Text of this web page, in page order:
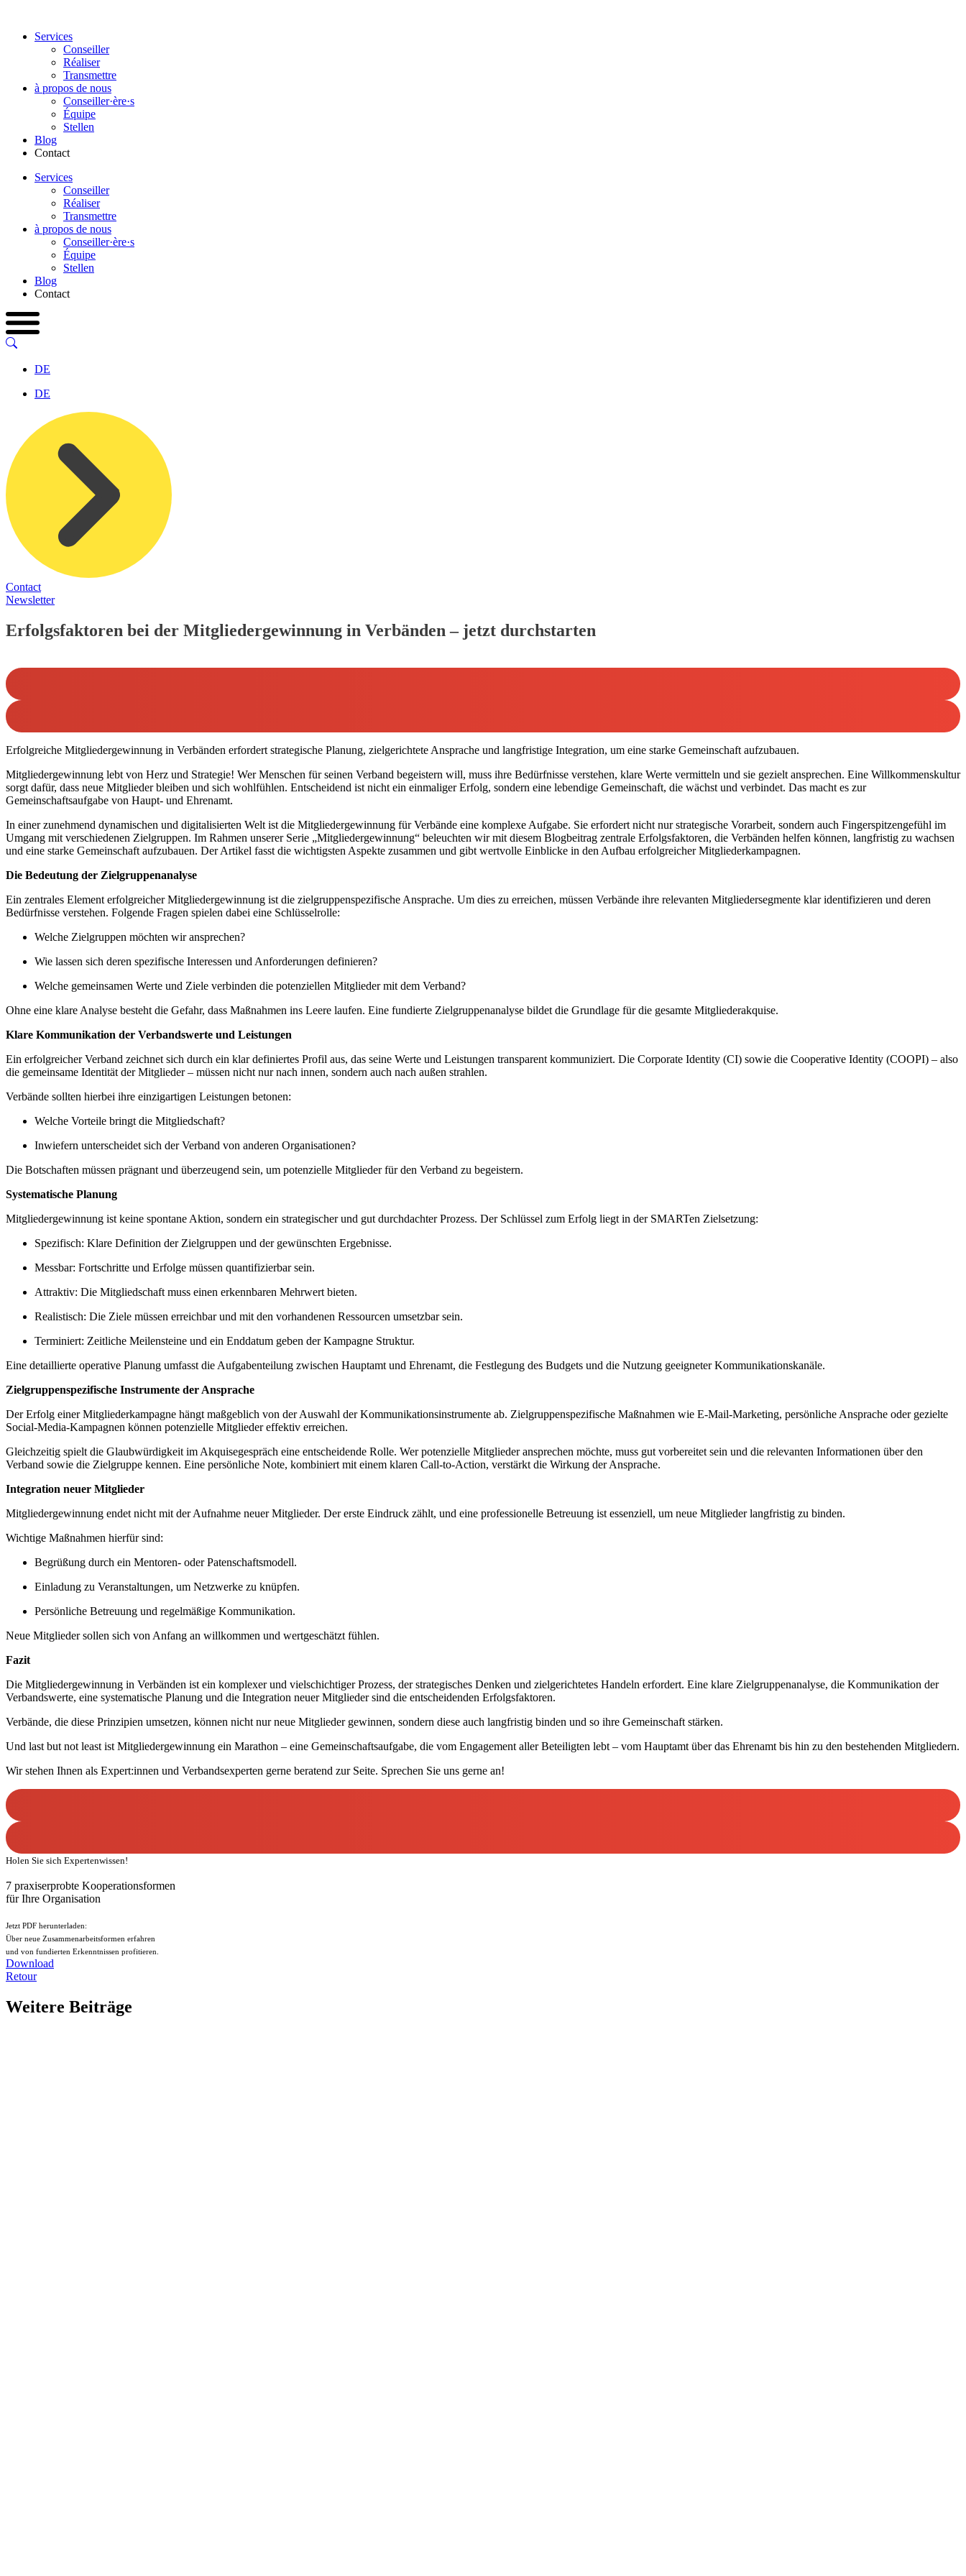
contenuServices
Conseiller
Réaliser
Transmettre
à propos de nous
Conseiller·ère·s
Équipe
Stellen
Blog
Contact
Services
Conseiller
Réaliser
Transmettre
à propos de nous
Conseiller·ère·s
Équipe
Stellen
Blog
Contact
DE
DE
Contact
Newsletter
Erfolgsfaktoren bei der Mitgliedergewinnung in Verbänden – jetzt durchstarten
Erfolgreiche Mitgliedergewinnung in Verbänden erfordert strategische Planung, zielgerichtete Ansprache und langfristige Integration, um eine starke Gemeinschaft aufzubauen.
Mitgliedergewinnung lebt von Herz und Strategie! Wer Menschen für seinen Verband begeistern will, muss ihre Bedürfnisse verstehen, klare Werte vermitteln und sie gezielt ansprechen. Eine Willkommenskultur
sorgt dafür, dass neue Mitglieder bleiben und sich wohlfühlen. Entscheidend ist nicht ein einmaliger Erfolg, sondern eine lebendige Gemeinschaft, die wächst und verbindet. Das macht es zur
Gemeinschaftsaufgabe von Haupt- und Ehrenamt.
In einer zunehmend dynamischen und digitalisierten Welt ist die Mitgliedergewinnung für Verbände eine komplexe Aufgabe. Sie erfordert nicht nur strategische Vorarbeit, sondern auch Fingerspitzengefühl im
Umgang mit verschiedenen Zielgruppen. Im Rahmen unserer Serie „Mitgliedergewinnung“ beleuchten wir mit diesem Blogbeitrag zentrale Erfolgsfaktoren, die Verbänden helfen können, langfristig zu wachsen
und eine starke Gemeinschaft aufzubauen. Der Artikel fasst die wichtigsten Aspekte zusammen und gibt wertvolle Einblicke in den Aufbau erfolgreicher Mitgliederkampagnen.
Die Bedeutung der Zielgruppenanalyse
Ein zentrales Element erfolgreicher Mitgliedergewinnung ist die zielgruppenspezifische Ansprache. Um dies zu erreichen, müssen Verbände ihre relevanten Mitgliedersegmente klar identifizieren und deren
Bedürfnisse verstehen. Folgende Fragen spielen dabei eine Schlüsselrolle:
Welche Zielgruppen möchten wir ansprechen?
Wie lassen sich deren spezifische Interessen und Anforderungen definieren?
Welche gemeinsamen Werte und Ziele verbinden die potenziellen Mitglieder mit dem Verband?
Ohne eine klare Analyse besteht die Gefahr, dass Maßnahmen ins Leere laufen. Eine fundierte Zielgruppenanalyse bildet die Grundlage für die gesamte Mitgliederakquise.
Klare Kommunikation der Verbandswerte und Leistungen
Ein erfolgreicher Verband zeichnet sich durch ein klar definiertes Profil aus, das seine Werte und Leistungen transparent kommuniziert. Die Corporate Identity (CI) sowie die Cooperative Identity (COOPI) – also
die gemeinsame Identität der Mitglieder – müssen nicht nur nach innen, sondern auch nach außen strahlen.
Verbände sollten hierbei ihre einzigartigen Leistungen betonen:
Welche Vorteile bringt die Mitgliedschaft?
Inwiefern unterscheidet sich der Verband von anderen Organisationen?
Die Botschaften müssen prägnant und überzeugend sein, um potenzielle Mitglieder für den Verband zu begeistern.
Systematische Planung
Mitgliedergewinnung ist keine spontane Aktion, sondern ein strategischer und gut durchdachter Prozess. Der Schlüssel zum Erfolg liegt in der SMARTen Zielsetzung:
Spezifisch: Klare Definition der Zielgruppen und der gewünschten Ergebnisse.
Messbar: Fortschritte und Erfolge müssen quantifizierbar sein.
Attraktiv: Die Mitgliedschaft muss einen erkennbaren Mehrwert bieten.
Realistisch: Die Ziele müssen erreichbar und mit den vorhandenen Ressourcen umsetzbar sein.
Terminiert: Zeitliche Meilensteine und ein Enddatum geben der Kampagne Struktur.
Eine detaillierte operative Planung umfasst die Aufgabenteilung zwischen Hauptamt und Ehrenamt, die Festlegung des Budgets und die Nutzung geeigneter Kommunikationskanäle.
Zielgruppenspezifische Instrumente der Ansprache
Der Erfolg einer Mitgliederkampagne hängt maßgeblich von der Auswahl der Kommunikationsinstrumente ab. Zielgruppenspezifische Maßnahmen wie E-Mail-Marketing, persönliche Ansprache oder gezielte
Social-Media-Kampagnen können potenzielle Mitglieder effektiv erreichen.
Gleichzeitig spielt die Glaubwürdigkeit im Akquisegespräch eine entscheidende Rolle. Wer potenzielle Mitglieder ansprechen möchte, muss gut vorbereitet sein und die relevanten Informationen über den
Verband sowie die Zielgruppe kennen. Eine persönliche Note, kombiniert mit einem klaren Call-to-Action, verstärkt die Wirkung der Ansprache.
Integration neuer Mitglieder
Mitgliedergewinnung endet nicht mit der Aufnahme neuer Mitglieder. Der erste Eindruck zählt, und eine professionelle Betreuung ist essenziell, um neue Mitglieder langfristig zu binden.
Wichtige Maßnahmen hierfür sind:
Begrüßung durch ein Mentoren- oder Patenschaftsmodell.
Einladung zu Veranstaltungen, um Netzwerke zu knüpfen.
Persönliche Betreuung und regelmäßige Kommunikation.
Neue Mitglieder sollen sich von Anfang an willkommen und wertgeschätzt fühlen.
Fazit
Die Mitgliedergewinnung in Verbänden ist ein komplexer und vielschichtiger Prozess, der strategisches Denken und zielgerichtetes Handeln erfordert. Eine klare Zielgruppenanalyse, die Kommunikation der
Verbandswerte, eine systematische Planung und die Integration neuer Mitglieder sind die entscheidenden Erfolgsfaktoren.
Verbände, die diese Prinzipien umsetzen, können nicht nur neue Mitglieder gewinnen, sondern diese auch langfristig binden und so ihre Gemeinschaft stärken.
Und last but not least ist Mitgliedergewinnung ein Marathon – eine Gemeinschaftsaufgabe, die vom Engagement aller Beteiligten lebt – vom Hauptamt über das Ehrenamt bis hin zu den bestehenden Mitgliedern.
Wir stehen Ihnen als Expert:innen und Verbandsexperten gerne beratend zur Seite. Sprechen Sie uns gerne an!
Holen Sie sich Expertenwissen!
7 praxiserprobte Kooperationsformen
für Ihre Organisation
Jetzt PDF herunterladen:
Über neue Zusammenarbeitsformen erfahren
und von fundierten Erkenntnissen profitieren.
Download
Retour
Weitere Beiträge